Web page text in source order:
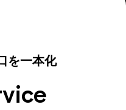
を一本化